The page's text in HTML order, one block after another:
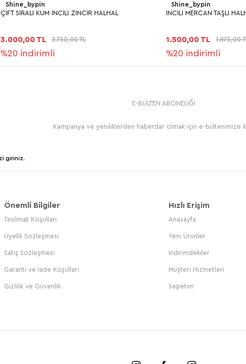
Shine_bypin
ÇİFT SIRALI KUM İNCİLİ ZİNCİR HALHAL
3.000,00 TL 3.750,00 TL
%20 indirimli
Shine_bypin
İNCİLİ MERCAN TAŞLI
1.500,00 TL 1.875,00
%20 indirimli
E-BÜLTEN ABONELİĞİ
Kampanya ve yeniliklerden haberdar olmak için e-bültenimize
Önemli Bilgiler
Teslimat Koşulları
Üyelik Sözleşmesi
Satış Sözleşmesi
Garanti ve İade Koşulları
Gizlilik ve Güvenlik
Hızlı Erişim
Anasayfa
Yeni Ürünler
İndirimdekiler
Müşteri Hizmetleri
Sepetim